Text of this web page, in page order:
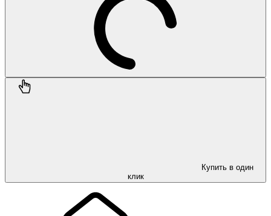
Купить в один
клик